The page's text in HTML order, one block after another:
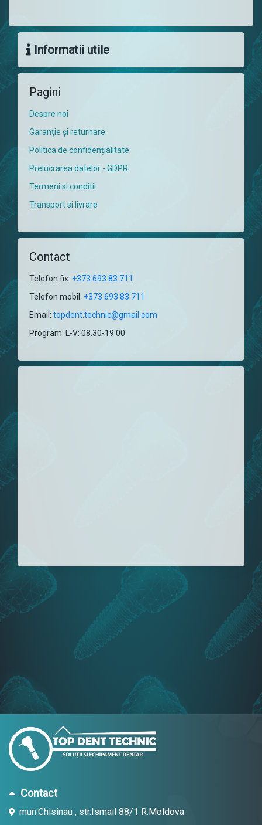
Informatii utile
Pagini
Despre noi
Garanție și returnare
Politica de confidențialitate
Prelucrarea datelor - GDPR
Termeni si conditii
Transport si livrare
Contact
Telefon fix: +373 693 83 711
Telefon mobil: +373 693 83 711
Email: topdent.technic@gmail.com
Program: L-V: 08.30-19.00
Contact
mun.Chisinau , str.Ismail 88/1 R.Moldova